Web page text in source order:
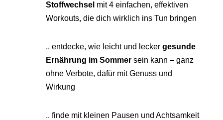
Stoffwechsel mit 4 einfachen, effektiven
Workouts, die dich wirklich ins Tun bringen
.. entdecke, wie leicht und lecker gesunde
Ernährung im Sommersein kann – ganz
ohne Verbote, dafür mit Genuss und
Wirkung
.. finde mit kleinen Pausen und Achtsamkeit